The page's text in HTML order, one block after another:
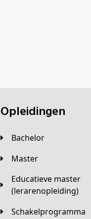
Opleidingen
Bachelor
Master
Educatieve master
(lerarenopleiding)
Schakelprogramma